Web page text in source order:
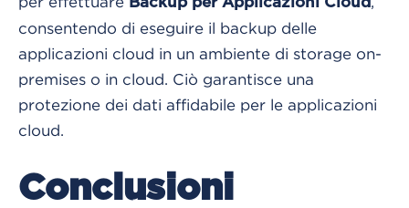
consentendo di eseguire il backup delle
applicazioni cloud in un ambiente di storage on-
premises o in cloud. Ciò garantisce una
protezione dei dati affidabile per le applicazioni
cloud.
Conclusioni